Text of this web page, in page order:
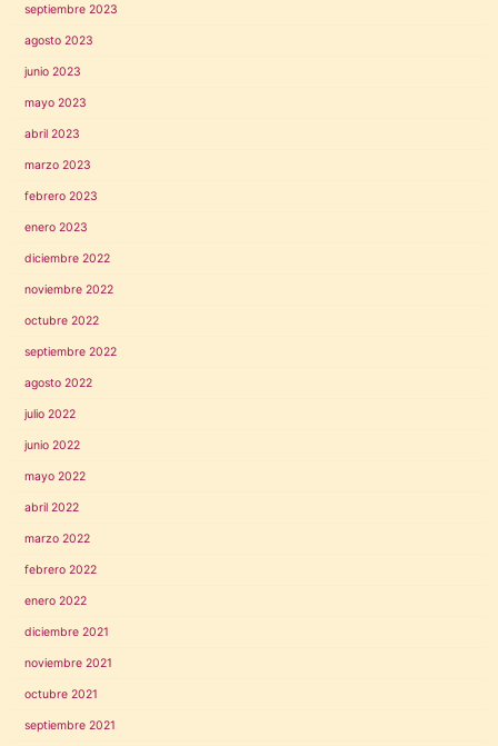
septiembre 2023
agosto 2023
junio 2023
mayo 2023
abril 2023
marzo 2023
febrero 2023
enero 2023
diciembre 2022
noviembre 2022
octubre 2022
septiembre 2022
agosto 2022
julio 2022
junio 2022
mayo 2022
abril 2022
marzo 2022
febrero 2022
enero 2022
diciembre 2021
noviembre 2021
octubre 2021
septiembre 2021